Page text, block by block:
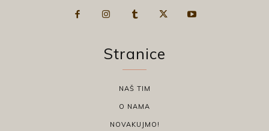
Stranice
NAŠ TIM
O NAMA
NOVAKUJMO!